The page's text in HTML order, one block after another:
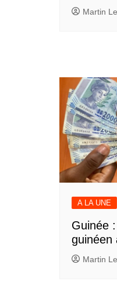
Martin
A LA UNE
Guinée
guinéen
Martin